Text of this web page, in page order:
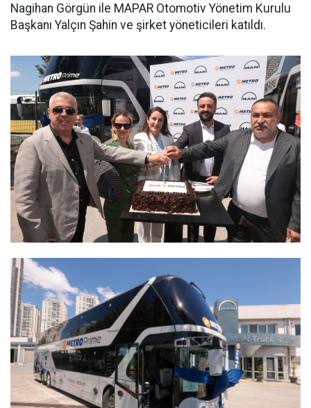
Nagihan Görgün ile MAPAR Otomotiv Yönetim Kurulu
Başkanı Yalçın Şahin ve şirket yöneticileri katıldı.